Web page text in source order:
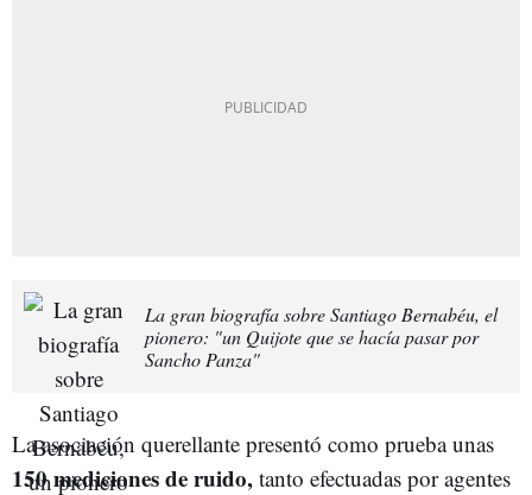
La gran biografía sobre Santiago Bernabéu, el
pionero: "un Quijote que se hacía pasar por
Sancho Panza"
La asociación querellante presentó como prueba unas
150 mediciones de ruido, tanto efectuadas por agentes